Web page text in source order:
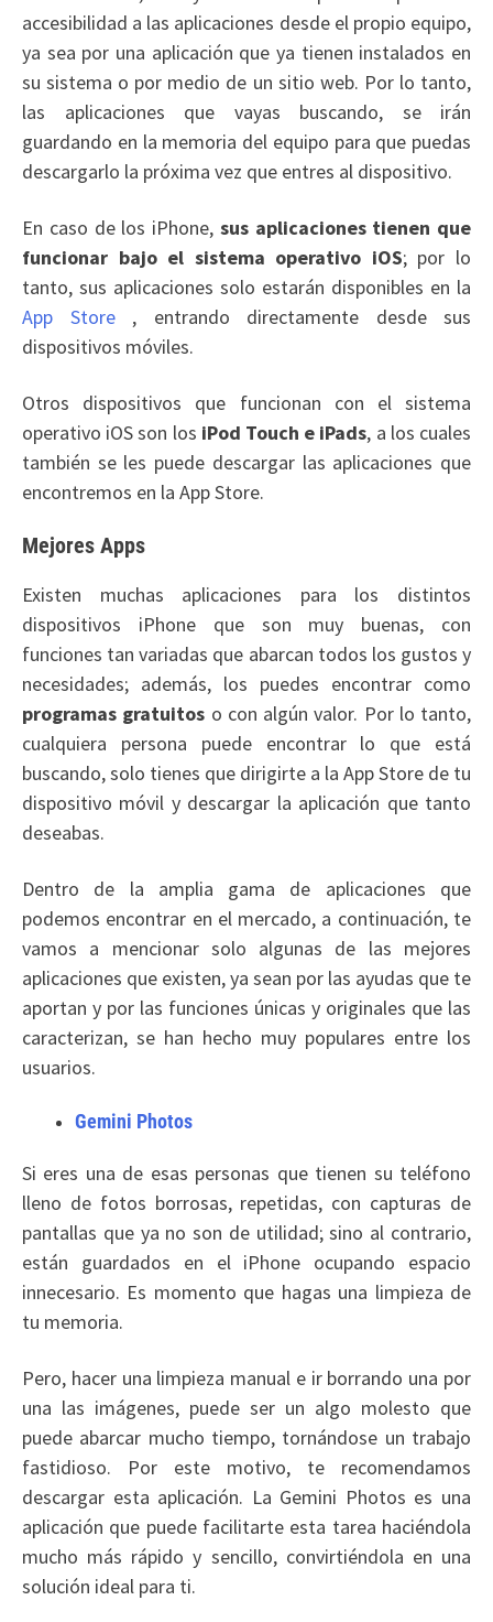
accesibilidad a las aplicaciones desde el propio equipo,
ya sea por una aplicación que ya tienen instalados en
su sistema o por medio de un sitio web. Por lo tanto,
las aplicaciones que vayas buscando, se irán
guardando en la memoria del equipo para que puedas
descargarlo la próxima vez que entres al dispositivo.
En caso de los iPhone, sus aplicaciones tienen que
funcionar bajo el sistema operativo iOS; por lo
tanto, sus aplicaciones solo estarán disponibles en la
App Store
, entrando directamente desde sus
dispositivos móviles.
Otros dispositivos que funcionan con el sistema
operativo iOS son los iPod Touch e iPads, a los cuales
también se les puede descargar las aplicaciones que
encontremos en la App Store.
Mejores Apps
Existen muchas aplicaciones para los distintos
dispositivos iPhone que son muy buenas, con
funciones tan variadas que abarcan todos los gustos y
necesidades; además, los puedes encontrar como
programas gratuitos o con algún valor. Por lo tanto,
cualquiera persona puede encontrar lo que está
buscando, solo tienes que dirigirte a la App Store de tu
dispositivo móvil y descargar la aplicación que tanto
deseabas.
Dentro de la amplia gama de aplicaciones que
podemos encontrar en el mercado, a continuación, te
vamos a mencionar solo algunas de las mejores
aplicaciones que existen, ya sean por las ayudas que te
aportan y por las funciones únicas y originales que las
caracterizan, se han hecho muy populares entre los
usuarios.
Gemini Photos
Si eres una de esas personas que tienen su teléfono
lleno de fotos borrosas, repetidas, con capturas de
pantallas que ya no son de utilidad; sino al contrario,
están guardados en el iPhone ocupando espacio
innecesario. Es momento que hagas una limpieza de
tu memoria.
Pero, hacer una limpieza manual e ir borrando una por
una las imágenes, puede ser un algo molesto que
puede abarcar mucho tiempo, tornándose un trabajo
fastidioso. Por este motivo, te recomendamos
descargar esta aplicación. La Gemini Photos es una
aplicación que puede facilitarte esta tarea haciéndola
mucho más rápido y sencillo, convirtiéndola en una
solución ideal para ti.